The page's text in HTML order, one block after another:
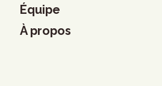
Équipe
À propos